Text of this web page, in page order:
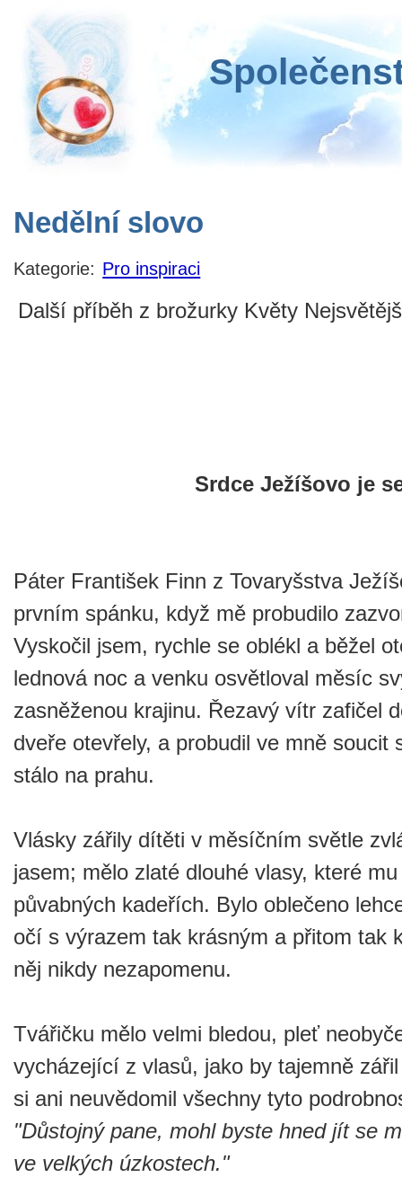
Nedělní slovo
Kategorie: Pro inspiraci
Další příběh z brožurky Květy
Srdce Ježíšovo je
Páter František Finn z Tovaryšstva
prvním spánku, když mě probudilo
Vyskočil jsem, rychle se oblékl a běžel
lednová noc a venku osvětloval měsíc
zasněženou krajinu. Řezavý vítr zafičel
dveře otevřely, a probudil ve mně soucit
stálo na prahu.
Vlásky zářily dítěti v měsíčním světle
jasem; mělo zlaté dlouhé vlasy, které
půvabných kadeřích. Bylo oblečeno
očí s výrazem tak krásným a přitom tak
něj nikdy nezapomenu.
Tvářičku mělo velmi bledou, pleť
vycházející z vlasů, jako by tajemně
si ani neuvědomil všechny tyto
"Důstojný pane, mohl byste hned jít se
ve velkých úzkostech."